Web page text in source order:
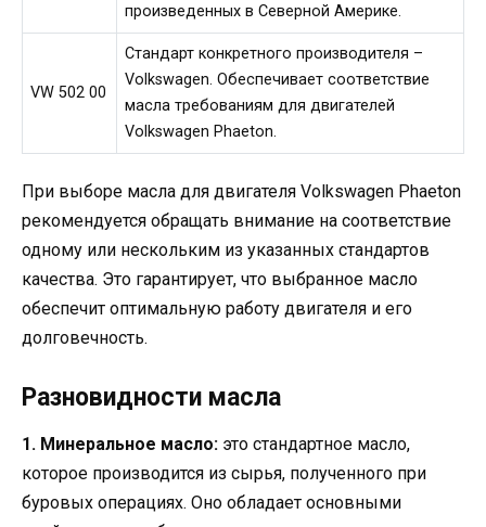
произведенных в Северной Америке.
VW 502 00
Стандарт конкретного производителя –
Volkswagen. Обеспечивает соответствие
масла требованиям для двигателей
Volkswagen Phaeton.
При выборе масла для двигателя Volkswagen Phaeton
рекомендуется обращать внимание на соответствие
одному или нескольким из указанных стандартов
качества. Это гарантирует, что выбранное масло
обеспечит оптимальную работу двигателя и его
долговечность.
Разновидности масла
1. Минеральное масло: это стандартное масло,
которое производится из сырья, полученного при
буровых операциях. Оно обладает основными